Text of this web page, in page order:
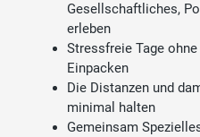
Gesellschaftliches,
erleben
Stressfreie Tage
Einpacken
Die Distanzen und
minimal halten
Gemeinsam